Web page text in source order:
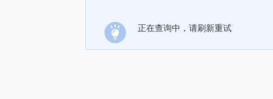
正在查询中，请刷新重试